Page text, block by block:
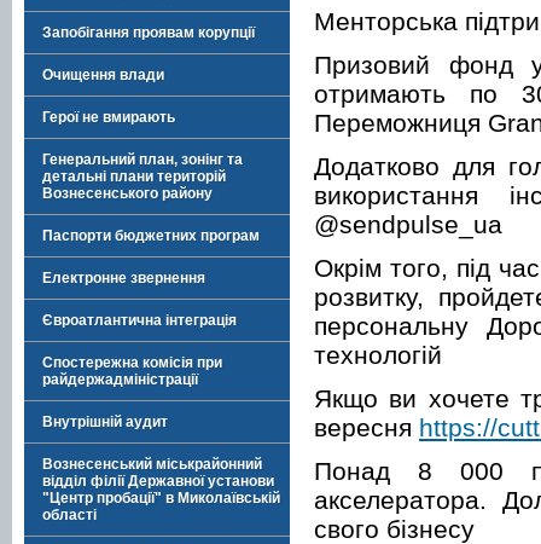
Запобігання проявам корупції
Очищення влади
Герої не вмирають
Генеральний план, зонінг та
детальні плани територій
Вознесенського району
Паспорти бюджетних програм
Електронне звернення
Євроатлантична інтеграція
Спостережна комісія при
райдержадміністрації
Внутрішній аудит
Вознесенський міськрайонний
відділ філії Державної установи
"Центр пробації" в Миколаївській
області
Менторська
Призовий фонд у
отримають по
Переможниця
Додатково для
використання
@sendpulse_ua
Окрім того, під
розвитку,
персональну
технологій
Якщо ви хочете
вересня https://
Понад 8 000
акселератора.
свого бізнесу